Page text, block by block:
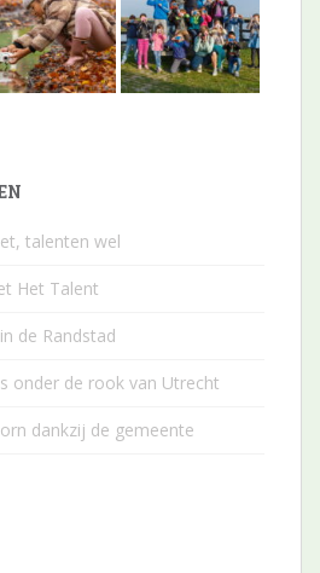
talenten wel
Het Talent
de Randstad
onder de rook van Utrecht
dankzij de gemeente